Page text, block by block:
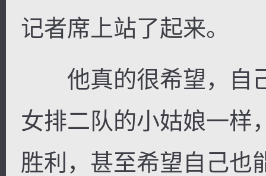
记者席上站了起来。
他真的很希望，自
女排二队的小姑娘一样
胜利，甚至希望自己也